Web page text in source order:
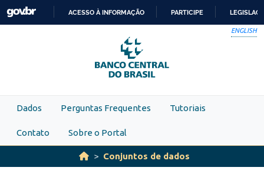
Skip to main content
PARA
O
CONTEÚDO
ACESSO À INFORMAÇÃO PARTICIPE
ENGLISH
Dados Perguntas Frequentes Tutoriais
Contato Sobre o Portal
Conjuntos de dados